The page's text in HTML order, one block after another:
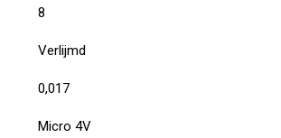
8
Verlijmd
0,017
Micro 4V